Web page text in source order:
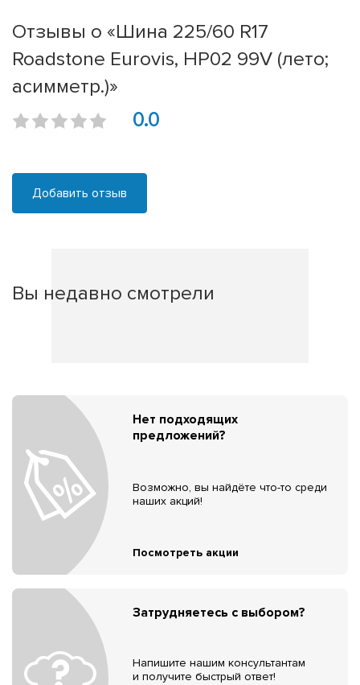
Отзывы о «Шина 225/60 R17
Roadstone Eurovis, HP02 99V (лето;
асимметр.)»
0.0
Добавить отзыв
Вы недавно смотрели
Нет подходящих
предложений?
Возможно, вы найдёте что-то среди
наших акций!
Посмотреть акции
Затрудняетесь с выбором?
Напишите нашим консультантам
и получите быстрый ответ!